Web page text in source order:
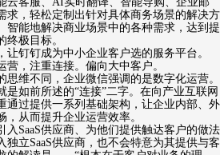
求，轻松定制出针对具体商务场景的解决方
智能地解决商业场景中的各种需求，达到提
极目标。
钉钉成为中小企业客户选的服务平台。
，注重连接。偏向大中客户。
维不同，企业微信强调的是数字化运营。
是如前所述的“连接”二字。在向产业互联网
通过提供一系列基础架构，让企业内部、外
从而提升企业运营效率。
SaaS供应商、为他们提供触达客户的做法
立SaaS供应商，也不会特意为其提供与客